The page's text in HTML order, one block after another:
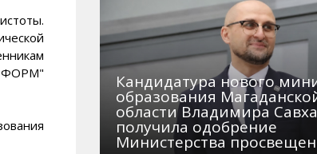
Кандидатура нового
образования
области Владимира
получила одобрение
Министерства